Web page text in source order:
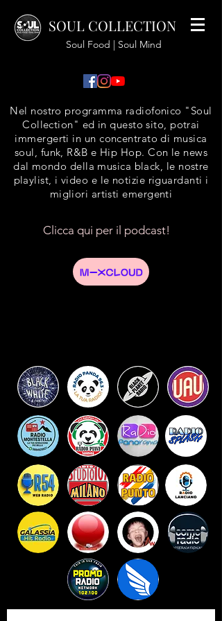
SOUL COLLECTION
Soul Food | Soul Mind
Nel nostro programma radiofonico "Soul
Collection" ed in questo sito, potrai
immergerti in un concentrato di musica
soul, funk, R&B e Hip Hop. Con le news
dal mondo della musica black, le nostre
playlist, i video e le notizie riguardanti i
migliori artisti emergenti
Clicca qui per il podcast!